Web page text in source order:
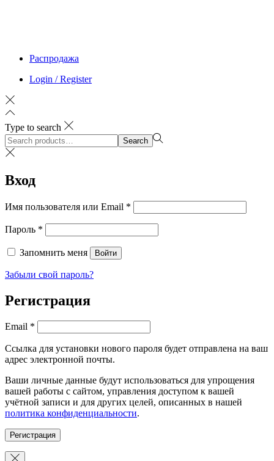
Распродажа
Login / Register
Type to search
Search
for:>
Search
Вход
Имя пользователя или Email *
Пароль *
Запомнить меня Войти
Забыли свой пароль?
Регистрация
Email *
Ссылка для установки нового пароля будет отправлена ​​на ваш
адрес электронной почты.
Ваши личные данные будут использоваться для упрощения
вашей работы с сайтом, управления доступом к вашей
учётной записи и для других целей, описанных в нашей
политика конфиденциальности.
Регистрация